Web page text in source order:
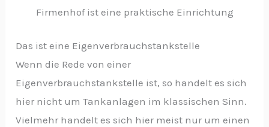
Firmenhof ist eine praktische Einrichtung
Das ist eine Eigenverbrauchstankstelle
Wenn die Rede von einer
Eigenverbrauchstankstelle ist, so handelt es sich
hier nicht um Tankanlagen im klassischen Sinn.
Vielmehr handelt es sich hier meist nur um einen